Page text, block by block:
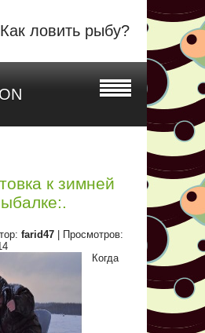
Как ловить рыбу?
к зимней
farid47 | Просмотров:
Когда